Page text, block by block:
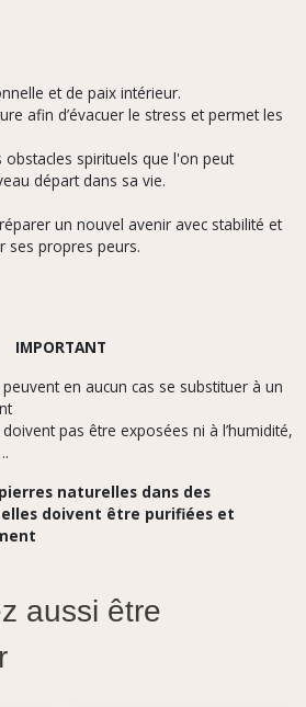
et de paix intérieur.
afin d’évacuer le stress et permet les
obstacles spirituels que l'on peut
départ dans sa vie.
un nouvel avenir avec stabilité et
ses propres peurs.
IMPORTANT
en aucun cas se substituer à un
pas être exposées ni à l’humidité,
naturelles dans des
doivent être purifiées et
aussi être